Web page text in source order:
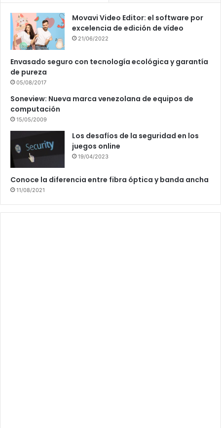
Movavi Video Editor: el software por
excelencia de edición de vídeo
21/06/2022
Envasado seguro con tecnología ecológica y garantía
de pureza
05/08/2017
Soneview: Nueva marca venezolana de equipos de
computación
15/05/2009
Los desafíos de la seguridad en los
juegos online
19/04/2023
Conoce la diferencia entre fibra óptica y banda ancha
11/08/2021